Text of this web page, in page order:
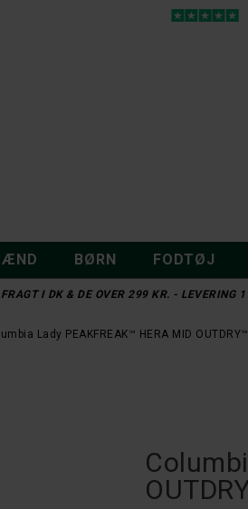
BØRN FODTØJ
I DK & DE OVER 299 KR. - LEVERING
Lady PEAKFREAK™ HERA MID OUTDRY™